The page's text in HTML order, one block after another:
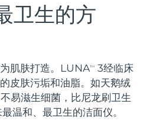
卫生的方
肌肤打造。LUNATM
3经临床
皮肤污垢和油脂。如天鹅绒
易滋生细菌，比尼龙刷卫生
温和、最卫生的洁面仪。
4 套装
massage
2 套装
toning
预计送达日期
预计送达日期8/10/26
预计送达日期8/16/26
预计送达日期8/13/26